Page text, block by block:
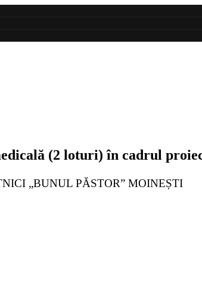
(2 loturi) în cadrul
„BUNUL PĂSTOR” MOINEȘTI